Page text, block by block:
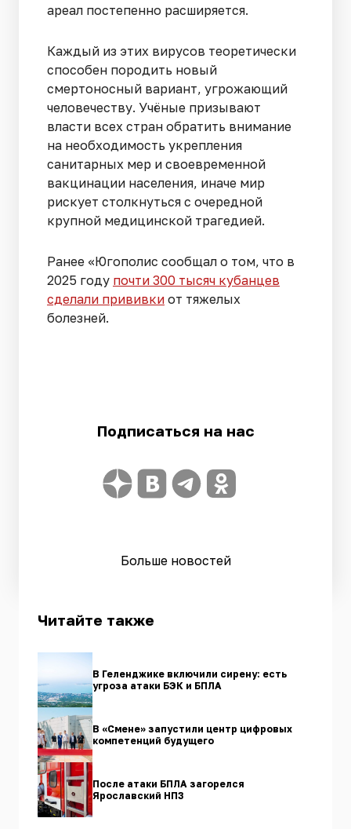
ареал постепенно расширяется.
Каждый из этих вирусов теоретически
способен породить новый
смертоносный вариант, угрожающий
человечеству. Учёные призывают
власти всех стран обратить внимание
на необходимость укрепления
санитарных мер и своевременной
вакцинации населения, иначе мир
рискует столкнуться с очередной
крупной медицинской трагедией.
Ранее «Югополис сообщал о том, что в
2025 году почти 300 тысяч кубанцев
сделали прививки от тяжелых
болезней.
Подписаться на нас
Больше новостей
Читайте также
В Геленджике включили сирену: есть
угроза атаки БЭК и БПЛА
В «Смене» запустили центр цифровых
компетенций будущего
После атаки БПЛА загорелся
Ярославский НПЗ